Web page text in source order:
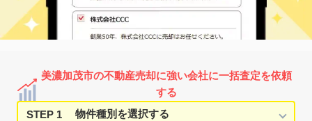
美濃加茂市の不動産売却に強い会社に一括査定を依頼
する
STEP 1